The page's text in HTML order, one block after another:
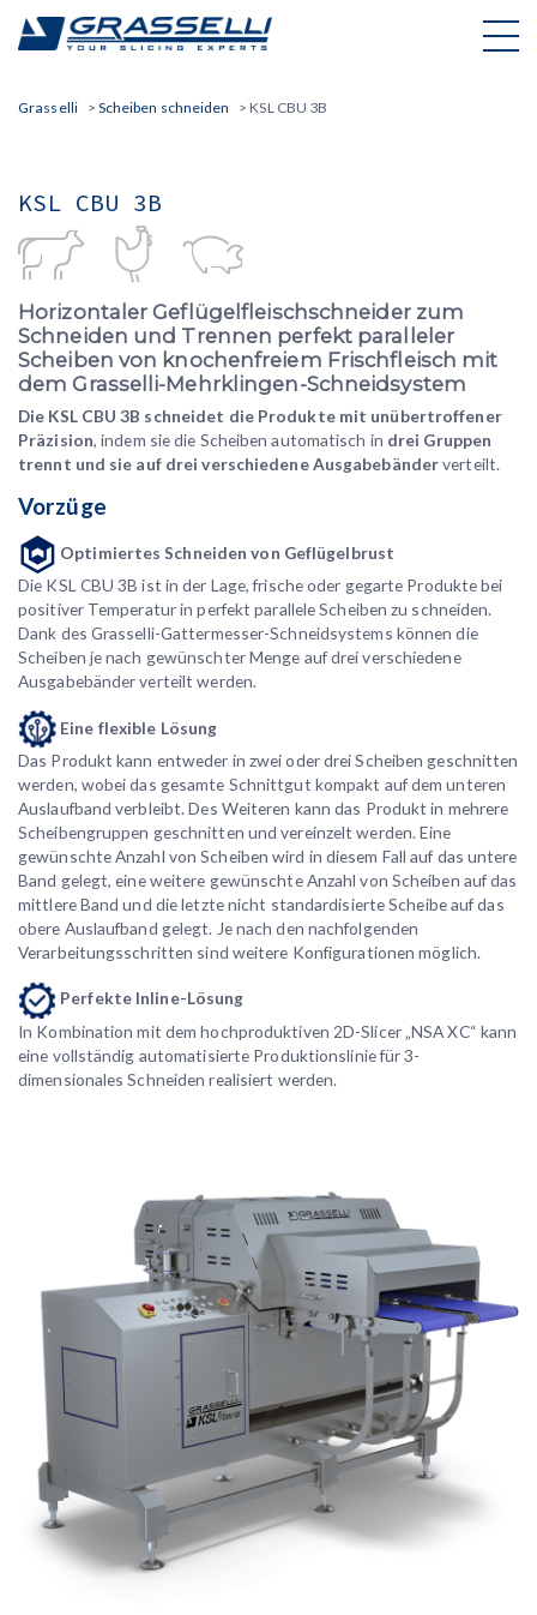
content
Grasselli > Scheiben schneiden >KSL CBU 3B
KSL CBU 3B
Horizontaler Geflügelfleischschneider zum
Schneiden und Trennen perfekt paralleler
Scheiben von knochenfreiem Frischfleisch mit
dem Grasselli-Mehrklingen-Schneidsystem
Die KSL CBU 3B schneidet die Produkte mit unübertroffener
Präzision, indem sie die Scheiben automatisch in drei Gruppen
trennt und sie auf drei verschiedene Ausgabebänderverteilt.
Vorzüge
Optimiertes Schneiden von Geflügelbrust
Die KSL CBU 3B ist in der Lage, frische oder gegarte Produkte bei
positiver Temperatur in perfekt parallele Scheiben zu schneiden.
Dank des Grasselli-Gattermesser-Schneidsystems können die
Scheiben je nach gewünschter Menge auf drei verschiedene
Ausgabebänder verteilt werden.
Eine flexible Lösung
Das Produkt kann entweder in zwei oder drei Scheiben geschnitten
werden, wobei das gesamte Schnittgut kompakt auf dem unteren
Auslaufband verbleibt. Des Weiteren kann das Produkt in mehrere
Scheibengruppen geschnitten und vereinzelt werden. Eine
gewünschte Anzahl von Scheiben wird in diesem Fall auf das untere
Band gelegt, eine weitere gewünschte Anzahl von Scheiben auf das
mittlere Band und die letzte nicht standardisierte Scheibe auf das
obere Auslaufband gelegt. Je nach den nachfolgenden
Verarbeitungsschritten sind weitere Konfigurationen möglich.
Perfekte Inline-Lösung
In Kombination mit dem hochproduktiven 2D-Slicer „NSA XC“ kann
eine vollständig automatisierte Produktionslinie für 3-
dimensionales Schneiden realisiert werden.